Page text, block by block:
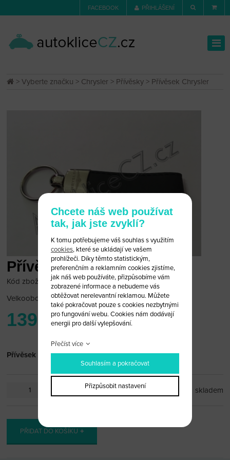
FACEBOOK PŘIHLÁŠENÍ
>Vyberte značku > Chrysler > Přívěsky > Přívěsek Chrysler
Přívěsek Chrysler
Kód zboží: chry_pr2
Velkoobchodní cena: po přihlášení
139 Kč
Přívěsek Chrysler
skladem
PŘIDAT DO KOŠÍKU
Chcete náš web používat
tak, jak jste zvyklí?
K tomu potřebujeme váš souhlas s využitím
cookies, které se ukládají ve vašem
prohlížeči. Díky těmto statistickým,
preferenčním a reklamním cookies zjistíme,
jak náš web používáte, přizpůsobíme vám
zobrazené informace a nebudeme vás
obtěžovat nerelevantní reklamou. Můžete
také pokračovat pouze s cookies nezbytnými
pro fungování webu. Cookies nám dodávají
energii pro další vylepšování.
Přečíst více
Souhlasím a pokračovat
Přizpůsobit nastavení